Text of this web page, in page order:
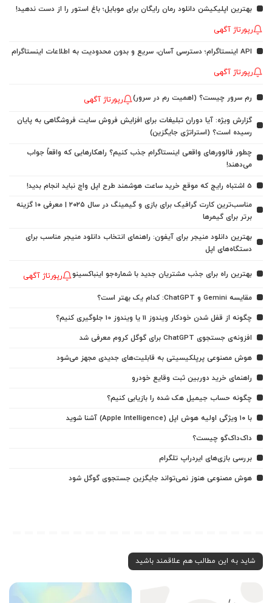
بهترین اپلیکیشن دانلود رمان رایگان برای موبایل؛ باغ استور را از دست ندهید!
رپورتاژ آگهی
API اینستاگرام؛ دسترسی آسان، سریع و بدون محدودیت به اطلاعات اینستاگرام
رپورتاژ آگهی
رم سرور چیست؟ (اهمیت رم در سرور) رپورتاژ آگهی
گزارش ویژه: آیا دوران تبلیغات برای افزایش فروش سایت فروشگاهی به پایان
رسیده است؟ (استراتژی جایگزین)
چطور فالوورهای واقعی اینستاگرام جذب کنیم؟ راهکارهایی که واقعاً جواب
می‌دهند!
5 اشتباه رایج که موقع خرید ساعت هوشمند طرح اپل واچ نباید انجام بدید!
مناسب‌ترین کارت گرافیک برای بازی و گیمینگ در سال ۲۰۲۵ | معرفی ۱۰ گزینه
برتر برای گیمرها
بهترین دانلود منیجر برای آیفون: راهنمای انتخاب دانلود منیجر مناسب برای
دستگاه‌های اپل
بهترین راه برای جذب مشتریان جدید با شماره‌جو اینباکسینو رپورتاژ آگهی
مقایسه Gemini و ChatGPT: کدام یک بهتر است؟
چگونه از قفل شدن خودکار ویندوز 11 یا ویندوز 10 جلوگیری کنیم؟
افزونه‌ی جستجوی ChatGPT برای گوگل کروم معرفی شد
هوش مصنوعی پرپلکیسیتی به قابلیت‌های جدیدی مجهز می‌شود
راهنمای خرید دوربین ثبت وقایع خودرو
چگونه حساب جیمیل هک شده را بازیابی کنیم؟
با ۱۰ ویژگی اولیه هوش اپل (Apple Intelligence) آشنا شوید
داک‌داک‌گو چیست؟
بررسی بازی‌های ایردراپ تلگرام
هوش مصنوعی هنوز نمی‌تواند جایگزین جستجوی گوگل شود
شاید به این مطالب هم علاقمند باشید